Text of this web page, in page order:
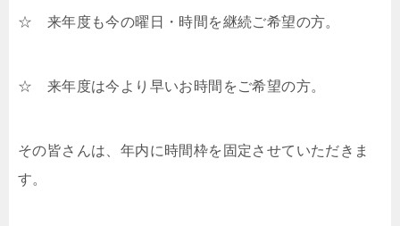
☆ 来年度も今の曜日・時間を継続ご希望の方。
☆ 来年度は今より早いお時間をご希望の方。
その皆さんは、年内に時間枠を固定させていただきま
す。